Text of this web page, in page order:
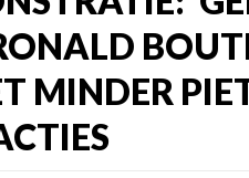
MINDER